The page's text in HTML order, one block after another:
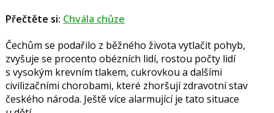
Přečtěte si: Chvála chůze
Čechům se podařilo z běžného života vytlačit pohyb,
zvyšuje se procento obézních lidí, rostou počty lidí
s vysokým krevním tlakem, cukrovkou a dalšími
civilizačními chorobami, které zhoršují zdravotní stav
českého národa. Ještě více alarmující je tato situace